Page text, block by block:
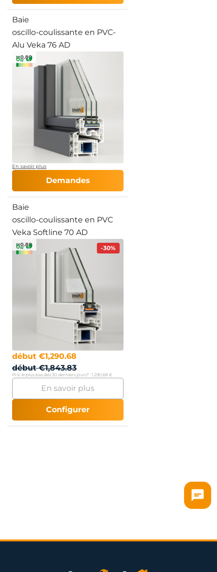
Baie
oscillo-coulissante en PVC-
Alu Veka 76 AD
≥ 0.80
En savoir plus
Demandes
Baie
oscillo-coulissante en PVC
Veka Softline 70 AD
-30%
≥ 0.88
début €1,290.68
début€1,843.83
Prix le plus bas des 30 derniers jours* :1.290,68 €
En savoir plus
Configurer